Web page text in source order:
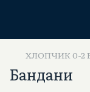
ХЛОПЧИК 0-2
Бандани